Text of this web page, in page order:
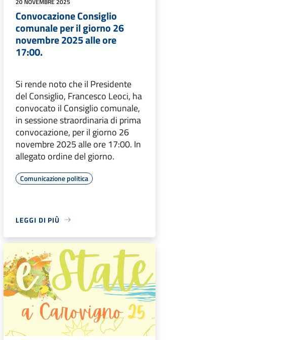
Convocazione Consiglio
comunale per il giorno 26
novembre 2025 alle ore
17:00.
Si rende noto che il Presidente
del Consiglio, Francesco Leoci, ha
convocato il Consiglio comunale,
in sessione straordinaria di prima
convocazione, per il giorno 26
novembre 2025 alle ore 17:00. In
allegato ordine del giorno.
Comunicazione politica
LEGGI DI PIÙ